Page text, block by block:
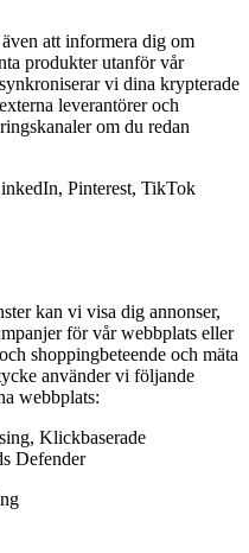
att informera dig om
produkter utanför vår
vi dina krypterade
leverantörer och
om du redan
Pinterest, TikTok
kan vi visa dig annonser,
för vår webbplats eller
shoppingbeteende och mäta
använder vi följande
webbplats:
Klickbaserade
Defender